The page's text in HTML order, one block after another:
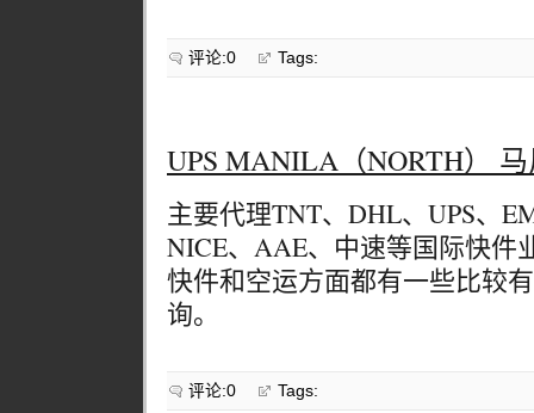
评论:0 Tags:
UPS MANILA（NORTH）
主要代理TNT、DHL、UPS、
NICE、AAE、中速等国际快件
快件和空运方面都有一些比较
询。
评论:0 Tags: